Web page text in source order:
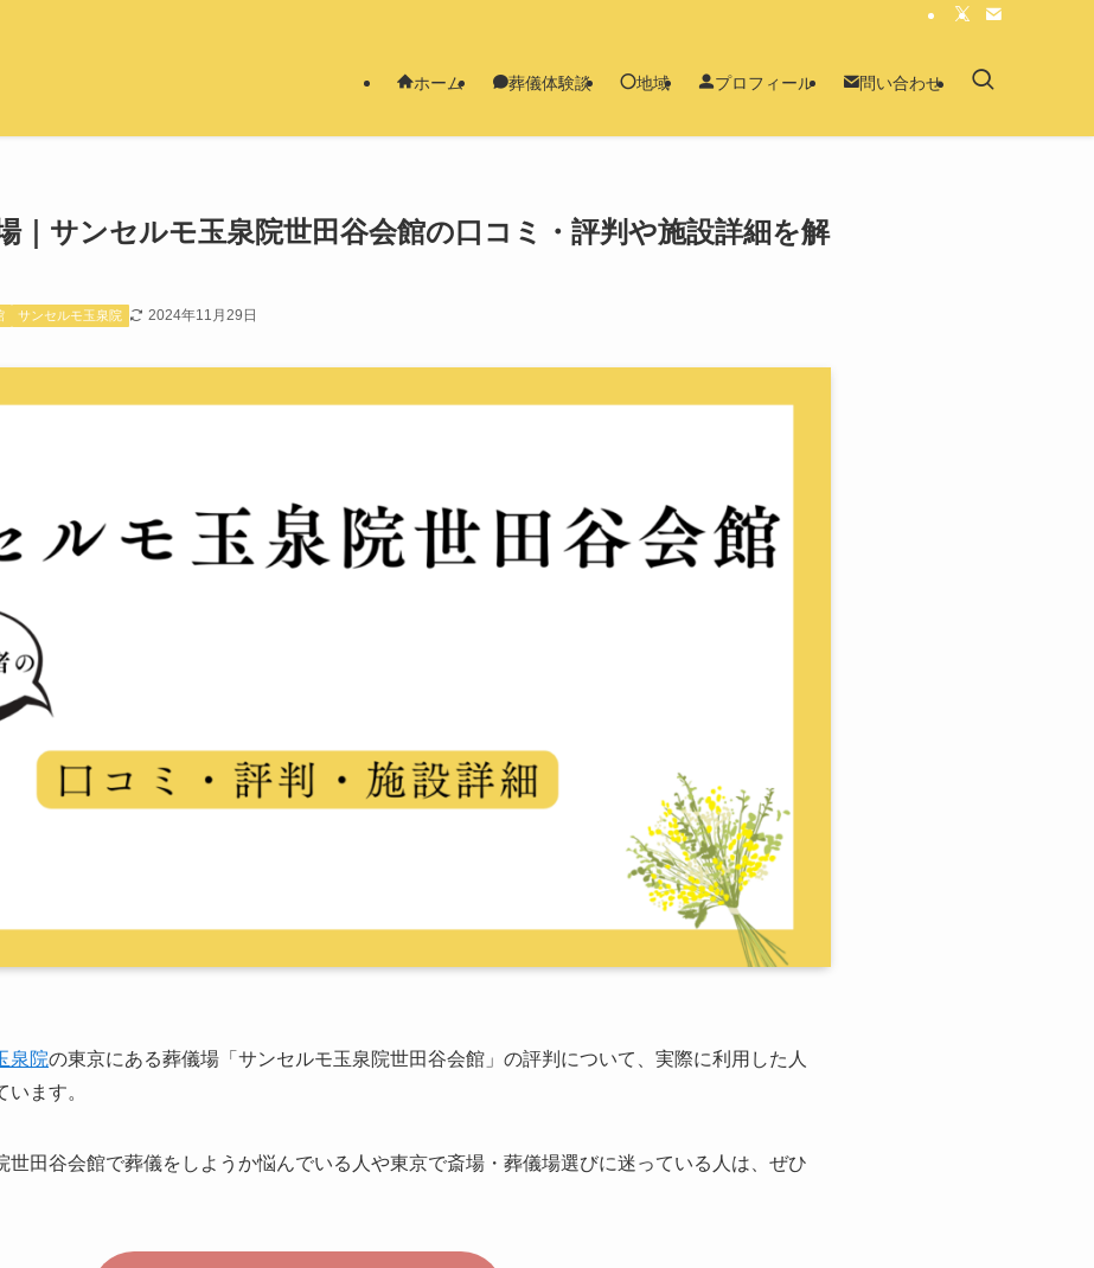
ホーム 葬儀体験談 地域 プロフィール 問い合わせ
｜サンセルモ玉泉院世田谷会館の口コミ・評判や施設詳細を解
サンセルモ玉泉院 2024年11月29日
泉院の東京にある葬儀場「サンセルモ玉泉院世田谷会館」の評判について、実際に利用した人
ます。
世田谷会館で葬儀をしようか悩んでいる人や東京で斎場・葬儀場選びに迷っている人は、ぜひ